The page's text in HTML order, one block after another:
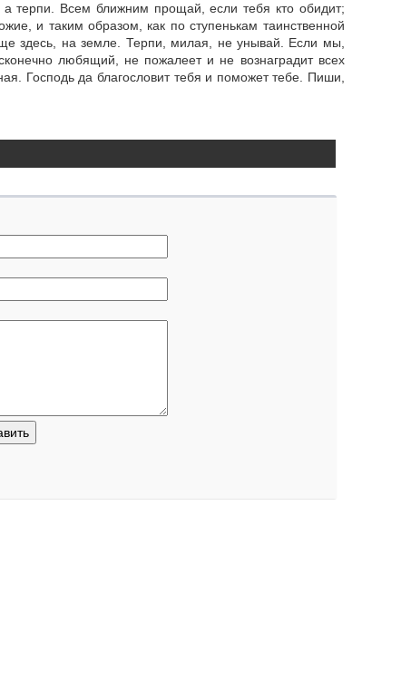
терпи. Всем ближним прощай, если тебя кто обидит;
и таким образом, как по ступенькам таинственной
здесь, на земле. Терпи, милая, не унывай. Если мы,
любящий, не пожалеет и не вознаградит всех
Господь да благословит тебя и поможет тебе. Пиши,